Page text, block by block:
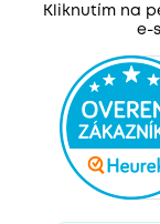
Kliknutím na
e-